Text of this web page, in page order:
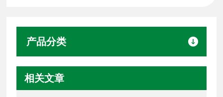
产品分类
相关文章